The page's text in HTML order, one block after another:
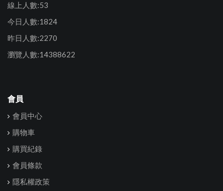
線上人數:53
今日人數:1824
昨日人數:2270
瀏覽人數:14388622
會員
會員中心
購物車
購買紀錄
會員條款
隱私權政策